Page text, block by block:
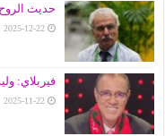
حديث
2025-12-22
فيربلاي:
2025-11-22